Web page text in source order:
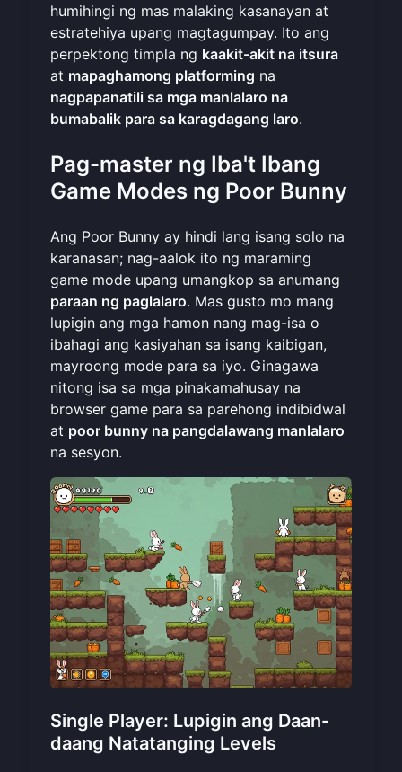
humihingi ng mas malaking kasanayan at
estratehiya upang magtagumpay. Ito ang
perpektong timpla ng kaakit-akit na itsura
at mapaghamong platforming na
nagpapanatili sa mga manlalaro na
bumabalik para sa karagdagang laro.
Pag-master ng Iba't Ibang
Game Modes ng Poor Bunny
Ang Poor Bunny ay hindi lang isang solo na
karanasan; nag-aalok ito ng maraming
game mode upang umangkop sa anumang
paraan ng paglalaro. Mas gusto mo mang
lupigin ang mga hamon nang mag-isa o
ibahagi ang kasiyahan sa isang kaibigan,
mayroong mode para sa iyo. Ginagawa
nitong isa sa mga pinakamahusay na
browser game para sa parehong indibidwal
at poor bunny na pangdalawang manlalaro
na sesyon.
Single Player: Lupigin ang Daan-
daang Natatanging Levels